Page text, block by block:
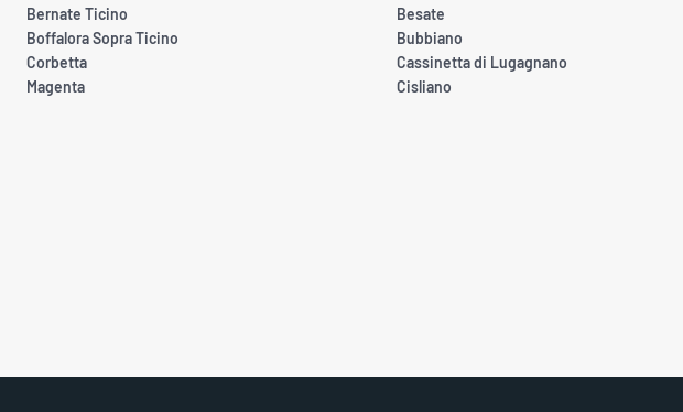
Bernate Ticino
Boffalora Sopra Ticino
Corbetta
Magenta
Besate
Bubbiano
Cassinetta di Lugagnano
Cisliano